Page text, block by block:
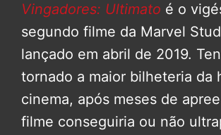
Vingadores: Ultimato é o
segundo filme da Marvel
lançado em abril de 2019.
tornado a maior bilheteria da
cinema, após meses de
filme conseguiria ou não